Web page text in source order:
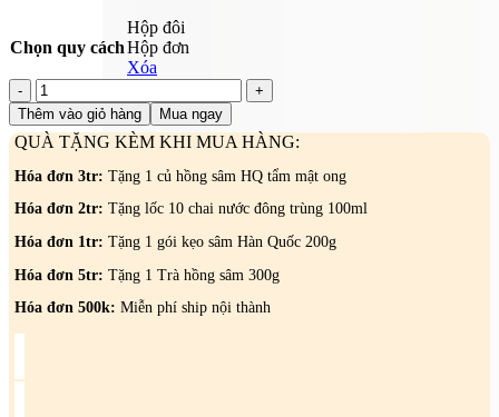
Chọn quy cách
Hộp đôi
Hộp đơn
Xóa
Mứt
Sâm
Tẩm
Mật
Ong
Everyday
-
số
lượng
Thêm vào giỏ hàng Mua ngay
QUÀ TẶNG KÈM KHI MUA HÀNG:
Hóa đơn 3tr: Tặng 1 củ hồng sâm HQ tẩm mật ong
Hóa đơn 2tr: Tặng lốc 10 chai nước đông trùng 100ml
Hóa đơn 1tr: Tặng 1 gói kẹo sâm Hàn Quốc 200g
Hóa đơn 5tr: Tặng 1 Trà hồng sâm 300g
Hóa đơn 500k: Miễn phí ship nội thành